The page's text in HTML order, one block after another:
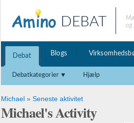
DEBAT
og
Debat Blogs
Debatkategorier Hjælp
Michael » Seneste aktivitet
Michael's Activity